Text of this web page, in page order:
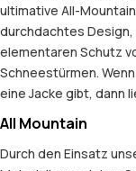
ultimative All-
durchdachtes
elementaren Schutz
Schneestürmen.
eine Jacke gibt, dann
All Mountain
Durch den Einsatz